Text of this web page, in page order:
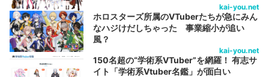
kai-you.net
ホロスターズ所属のVTuberたちが急にみん
なハジけだしちゃった 事業縮小が追い
風？
kai-you.net
150名超の“学術系VTuber”を網羅！ 有志サ
イト「学術系Vtuber名鑑」が面白い